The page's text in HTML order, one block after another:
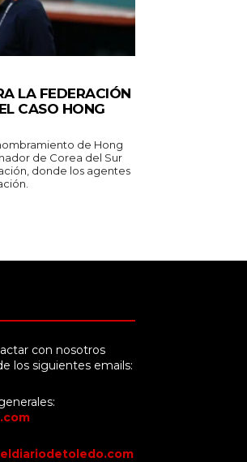
LA FEDERACIÓN
CASO HONG
de Hong
de Corea del Sur
donde los agentes
con nosotros
los siguientes emails: